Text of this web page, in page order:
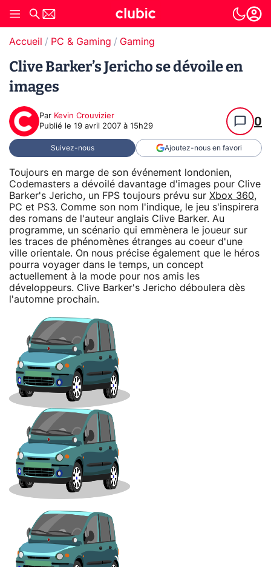
Accueil PC & Gaming Gaming
Clive Barker’s Jericho se dévoile en
images
Par Kevin Crouvizier
Publié le 19 avril 2007 à 15h29 0
Suivez-nous Ajoutez-nous en favori
Toujours en marge de son événement londonien,
Codemasters a dévoilé davantage d'images pour Clive
Barker's Jericho, un FPS toujours prévu sur Xbox 360,
PC et PS3. Comme son nom l'indique, le jeu s'inspirera
des romans de l'auteur anglais Clive Barker. Au
programme, un scénario qui emmènera le joueur sur
les traces de phénomènes étranges au coeur d'une
ville orientale. On nous précise également que le héros
pourra voyager dans le temps, un concept
actuellement à la mode pour nos amis les
développeurs. Clive Barker's Jericho déboulera dès
l'automne prochain.